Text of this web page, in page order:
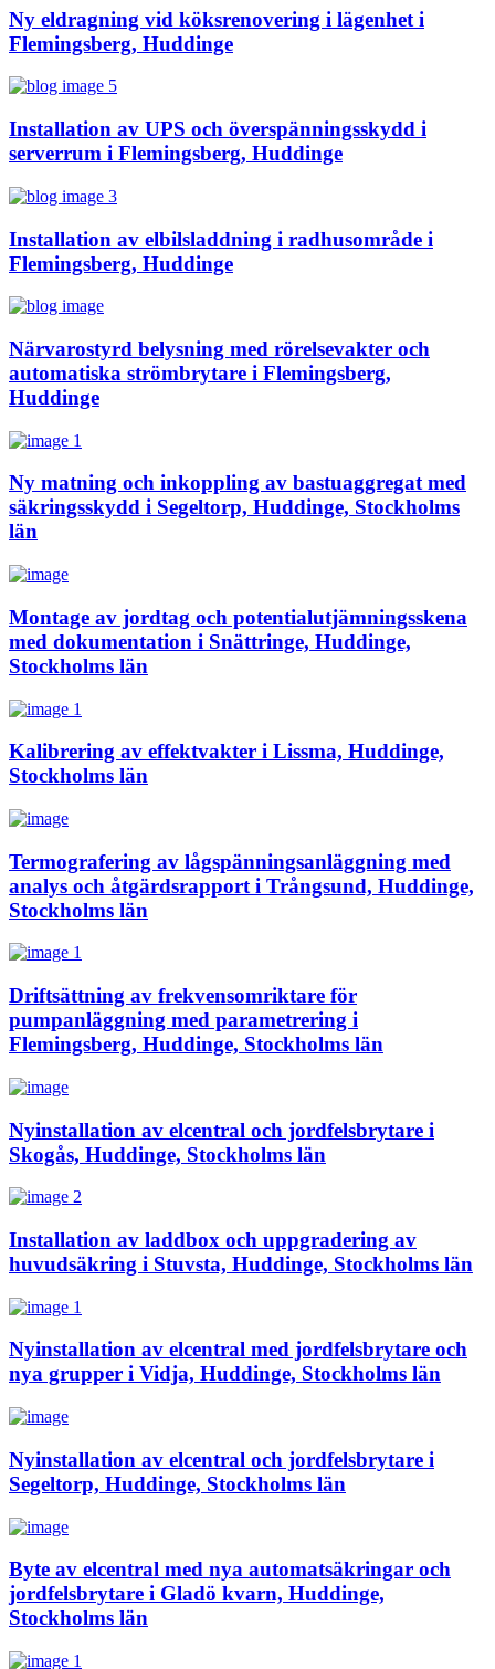
Ny eldragning vid köksrenovering i lägenhet i
Flemingsberg, Huddinge
Installation av UPS och överspänningsskydd i
serverrum i Flemingsberg, Huddinge
Installation av elbilsladdning i radhusområde i
Flemingsberg, Huddinge
Närvarostyrd belysning med rörelsevakter och
automatiska strömbrytare i Flemingsberg,
Huddinge
Ny matning och inkoppling av bastuaggregat med
säkringsskydd i Segeltorp, Huddinge, Stockholms
län
Montage av jordtag och potentialutjämningsskena
med dokumentation i Snättringe, Huddinge,
Stockholms län
Kalibrering av effektvakter i Lissma, Huddinge,
Stockholms län
Termografering av lågspänningsanläggning med
analys och åtgärdsrapport i Trångsund, Huddinge,
Stockholms län
Driftsättning av frekvensomriktare för
pumpanläggning med parametrering i
Flemingsberg, Huddinge, Stockholms län
Nyinstallation av elcentral och jordfelsbrytare i
Skogås, Huddinge, Stockholms län
Installation av laddbox och uppgradering av
huvudsäkring i Stuvsta, Huddinge, Stockholms län
Nyinstallation av elcentral med jordfelsbrytare och
nya grupper i Vidja, Huddinge, Stockholms län
Nyinstallation av elcentral och jordfelsbrytare i
Segeltorp, Huddinge, Stockholms län
Byte av elcentral med nya automatsäkringar och
jordfelsbrytare i Gladö kvarn, Huddinge,
Stockholms län